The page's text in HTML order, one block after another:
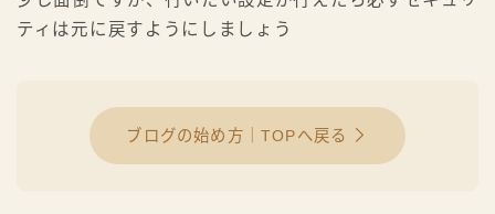
ティは元に戻すようにしましょう
ブログの始め方｜TOPへ戻る